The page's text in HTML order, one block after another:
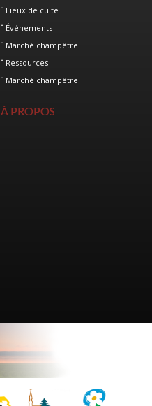
Lieux de culte
Événements
Marché champêtre
Ressources
Marché champêtre
À PROPOS